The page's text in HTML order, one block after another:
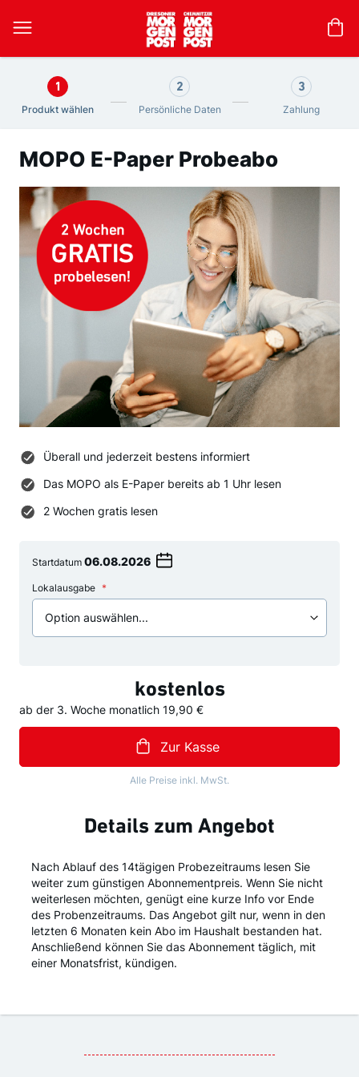
1
Produkt wählen
2
Persönliche Daten
3
Zahlung
MOPO E-Paper Probeabo
Überall und jederzeit bestens informiert
Das MOPO als E-Paper bereits ab 1 Uhr lesen
2 Wochen gratis lesen
Startdatum
Wählen
ein
Lokalausgabe
kostenlos
ab der 3. Woche monatlich 19,90 €
Zur Kasse
Alle Preise inkl. MwSt.
Details zum Angebot
Nach Ablauf des 14tägigen Probezeitraums lesen Sie
weiter zum günstigen Abonnementpreis. Wenn Sie nicht
weiterlesen möchten, genügt eine kurze Info vor Ende
des Probenzeitraums. Das Angebot gilt nur, wenn in den
letzten ­6 Monaten kein Abo im Haushalt bestanden hat.
Anschließend können Sie das Abonnement täglich, mit
einer Monatsfrist, kündigen.